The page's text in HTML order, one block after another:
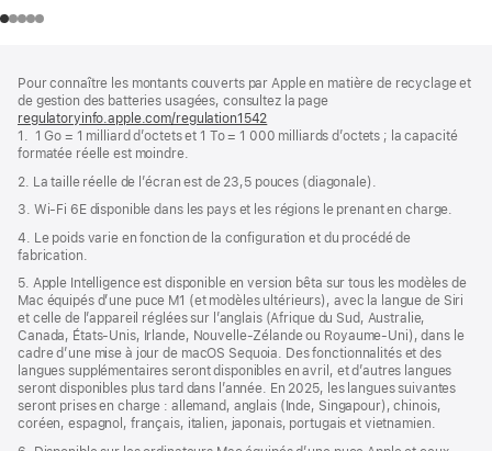
de
page
de
bas
de
page
Pour connaître les montants couverts par Apple en matière de recyclage et
de gestion des batteries usagées, consultez la page
regulatoryinfo.apple.com/regulation1542
dans
fenêtre)
1. 1 Go = 1 milliard d’octets et 1 To = 1 000 milliards d’octets ; la capacité
formatée réelle est moindre.
2. La taille réelle de l’écran est de 23,5 pouces (diagonale).
3. Wi-Fi 6E disponible dans les pays et les régions le prenant en charge.
4. Le poids varie en fonction de la configuration et du procédé de
fabrication.
5. Apple Intelligence est disponible en version bêta sur tous les modèles de
Mac équipés d’une puce M1 (et modèles ultérieurs), avec la langue de Siri
et celle de l’appareil réglées sur l’anglais (Afrique du Sud, Australie,
Canada, États‑Unis, Irlande, Nouvelle-Zélande ou Royaume-Uni), dans le
cadre d’une mise à jour de macOS Sequoia. Des fonctionnalités et des
langues supplémentaires seront disponibles en avril, et d’autres langues
seront disponibles plus tard dans l’année. En 2025, les langues suivantes
seront prises en charge : allemand, anglais (Inde, Singapour), chinois,
coréen, espagnol, français, italien, japonais, portugais et vietnamien.